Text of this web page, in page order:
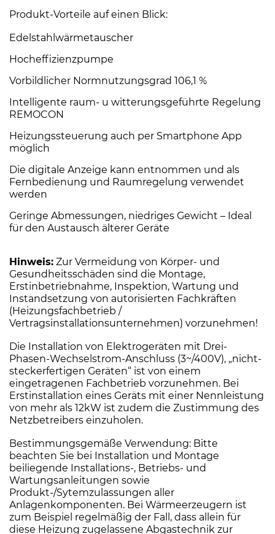
Produkt-Vorteile auf einen Blick:
Edelstahlwärmetauscher
Hocheffizienzpumpe
Vorbildlicher Normnutzungsgrad 106,1 %
Intelligente raum- u witterungsgeführte Regelung
REMOCON
Heizungssteuerung auch per Smartphone App
möglich
Die digitale Anzeige kann entnommen und als
Fernbedienung und Raumregelung verwendet
werden
Geringe Abmessungen, niedriges Gewicht – Ideal
für den Austausch älterer Geräte
Hinweis: Zur Vermeidung von Körper- und
Gesundheitsschäden sind die Montage,
Erstinbetriebnahme, Inspektion, Wartung und
Instandsetzung von autorisierten Fachkräften
(Heizungsfachbetrieb /
Vertragsinstallationsunternehmen) vorzunehmen!
Die Installation von Elektrogeräten mit Drei-
Phasen-Wechselstrom-Anschluss (3~/400V), „nicht-
steckerfertigen Geräten“ ist von einem
eingetragenen Fachbetrieb vorzunehmen. Bei
Erstinstallation eines Geräts mit einer Nennleistung
von mehr als 12kW ist zudem die Zustimmung des
Netzbetreibers einzuholen.
Bestimmungsgemäße Verwendung: Bitte
beachten Sie bei Installation und Montage
beiliegende Installations-, Betriebs- und
Wartungsanleitungen sowie
Produkt-/Sytemzulassungen aller
Anlagenkomponenten. Bei Wärmeerzeugern ist
zum Beispiel regelmäßig der Fall, dass allein für
diese Heizung zugelassene Abgastechnik zur